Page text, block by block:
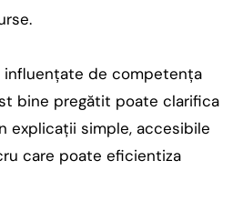
influențate de competența
bine pregătit poate clarifica
explicații simple, accesibile
care poate eficientiza